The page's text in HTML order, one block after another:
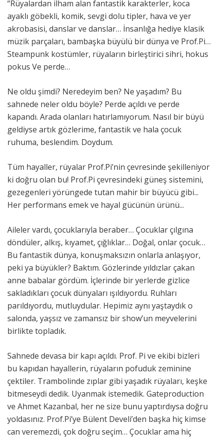
“Rüyalardan ilham alan fantastik karakterler, koca
ayaklı göbekli, komik, sevgi dolu tipler, hava ve yer
akrobasisi, danslar ve danslar… İnsanlığa hediye klasik
müzik parçaları, bambaşka büyülü bir dünya ve Prof.Pi…
Steampunk kostümler, rüyaların birleştirici sihri, hokus
pokus Ve perde…
Ne oldu şimdi? Neredeyim ben? Ne yaşadım? Bu
sahnede neler oldu böyle? Perde açıldı ve perde
kapandı. Arada olanları hatırlamıyorum. Nasıl bir büyü
geldiyse artık gözlerime, fantastik ve hala çocuk
ruhuma, beslendim. Doydum.
Tüm hayaller, rüyalar Prof.Pi’nin çevresinde şekilleniyor
ki doğru olan bu! Prof.Pi çevresindeki güneş sistemini,
gezegenleri yörüngede tutan mahir bir büyücü gibi...
Her performans emek ve hayal gücünün ürünü...
Aileler vardı, çocuklarıyla beraber… Çocuklar çılgına
döndüler, alkış, kıyamet, çığlıklar… Doğal, onlar çocuk…
Bu fantastik dünya, konuşmaksızın onlarla anlaşıyor,
peki ya büyükler? Baktım. Gözlerinde yıldızlar çakan
anne babalar gördüm. İçlerinde bir yerlerde gizlice
sakladıkları çocuk dünyaları ışıldıyordu. Ruhları
parıldıyordu, mutluydular. Hepimiz aynı yaştaydık o
salonda, yaşsız ve zamansız bir show’un meyvelerini
birlikte topladık.
Sahnede devasa bir kapı açıldı. Prof. Pi ve ekibi bizleri
bu kapıdan hayallerin, rüyaların pofuduk zeminine
çektiler. Trambolinde zıplar gibi yaşadık rüyaları, keşke
bitmeseydi dedik. Uyanmak istemedik. Gateproduction
ve Ahmet Kazanbal, her ne size bunu yaptırdıysa doğru
yoldasınız. Prof.Pi’ye Bülent Develi’den başka hiç kimse
can veremezdi, çok doğru seçim… Çocuklar ama hiç